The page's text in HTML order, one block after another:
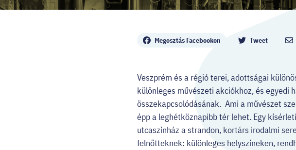
Megosztás Facebookon Tweet
Veszprém és a régió terei, adottságai
különleges művészeti akciókhoz, és egyedi
összekapcsolódásának. Ami a művészet
épp a leghétköznapibb tér lehet. Egy
utcaszínház a strandon, kortárs irodalmi
felnőtteknek: különleges helyszíneken,